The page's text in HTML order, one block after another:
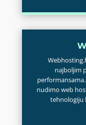
najboljim
nudimo web
tehnologiju